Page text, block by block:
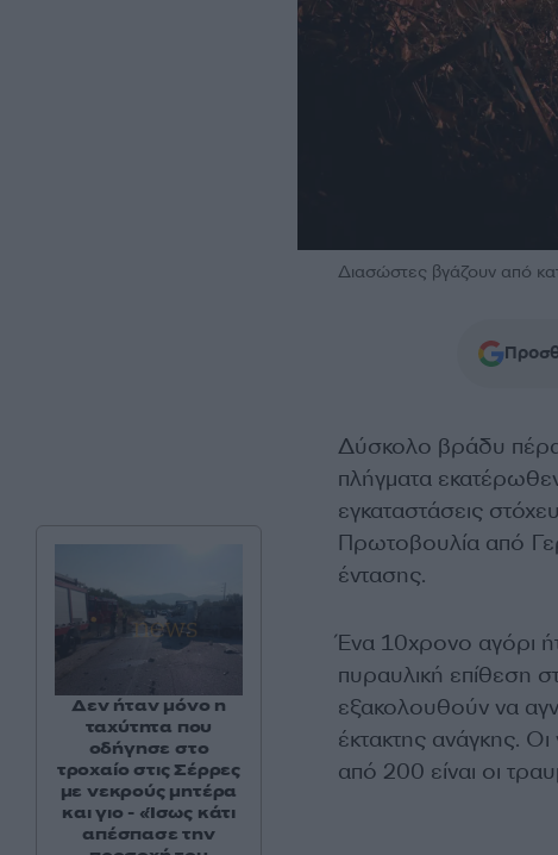
Διασώστες βγάζουν από
Δύσκολο βράδυ
πλήγματα
εγκαταστάσεις
Πρωτοβουλία από
έντασης.
Ένα 10χρονο αγόρι
πυραυλική επίθεση
εξακολουθούν να
έκτακτης ανάγκης.
από 200 είναι οι
Δεν ήταν μόνο η
ταχύτητα που
οδήγησε στο
τροχαίο στις Σέρρες
με νεκρούς μητέρα
και γιο - «Ίσως κάτι
απέσπασε την